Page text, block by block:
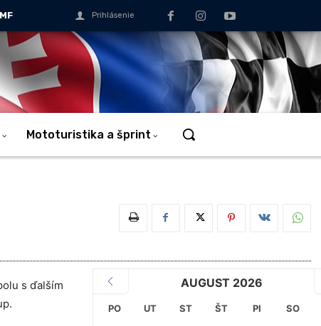
Prihlásenie
Mototuristika a šprint
s ďalším
AUGUST 2026
PO UT ST ŠT PI SO